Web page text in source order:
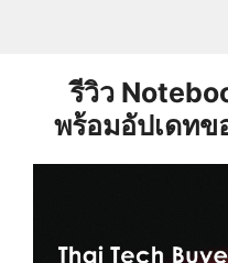
รีวิว
พร้อมอัปเดทข